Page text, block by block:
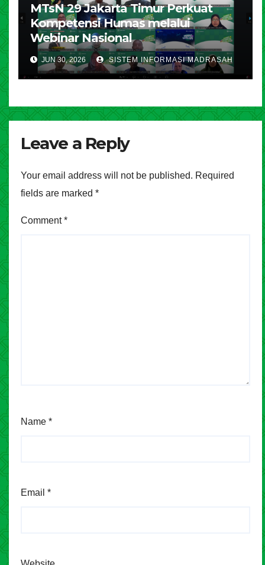
MTsN 29 Jakarta Timur Perkuat
Kompetensi Humas melalui
Webinar Nasional
JUN 30, 2026 SISTEM INFORMASI MADRASAH
Leave a Reply
Your email address will not be published. Required
fields are marked *
Comment*
Name *
Email *